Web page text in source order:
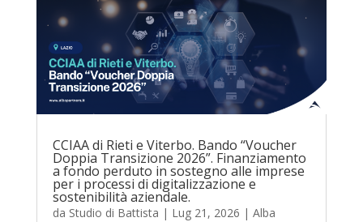
CCIAA di Rieti e Viterbo. Bando “Voucher
Doppia Transizione 2026”. Finanziamento
a fondo perduto in sostegno alle imprese
per i processi di digitalizzazione e
sostenibilità aziendale.
da Studio di Battista | Lug 21, 2026 | Alba